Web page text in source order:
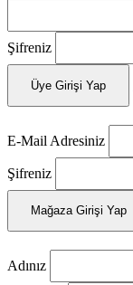
Şifreniz
Üye Girişi Yap
E-Mail Adresiniz
Şifreniz
Mağaza Girişi Yap
Adınız